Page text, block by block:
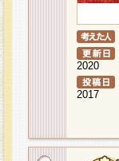
2020
2017